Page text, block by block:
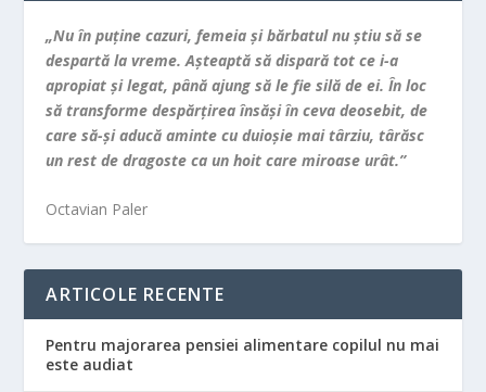
„Nu în puţine cazuri, femeia şi bărbatul nu ştiu să se
despartă la vreme. Aşteaptă să dispară tot ce i-a
apropiat şi legat, până ajung să le fie silă de ei. În loc
să transforme despărţirea însăşi în ceva deosebit, de
care să-şi aducă aminte cu duioşie mai târziu, târăsc
un rest de dragoste ca un hoit care miroase urât.”
Octavian Paler
ARTICOLE RECENTE
Pentru majorarea pensiei alimentare copilul nu mai
este audiat